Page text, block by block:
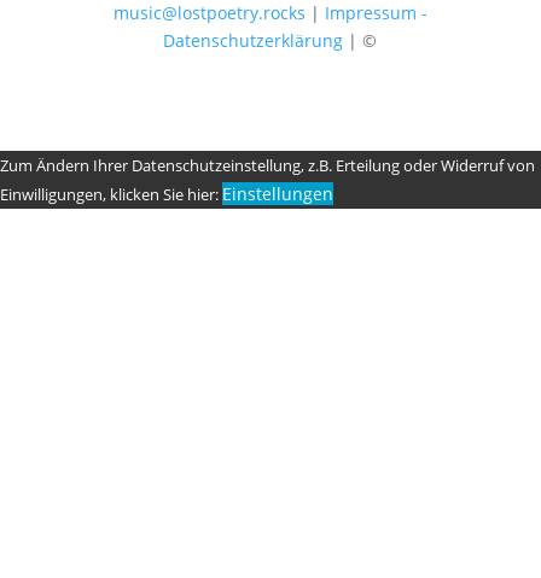
music@lostpoetry.rocks | Impressum -
Datenschutzerklärung | ©
Zum Ändern Ihrer Datenschutzeinstellung, z.B. Erteilung oder Widerruf von
Einwilligungen, klicken Sie hier: Einstellungen